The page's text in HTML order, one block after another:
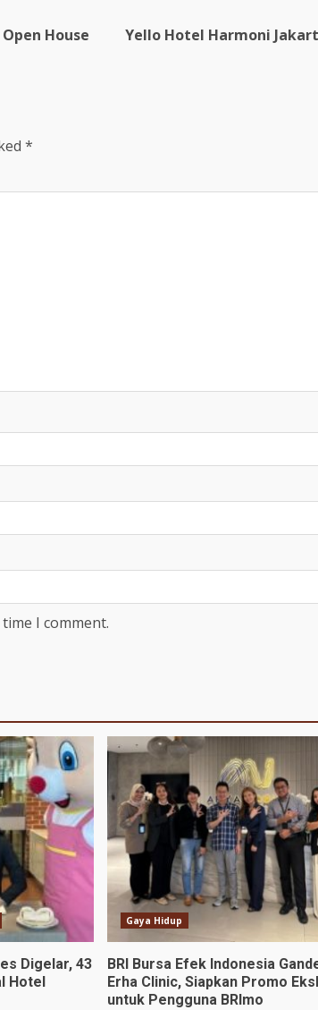
House
Yello Hotel Harmoni
*
I comment.
Digelar, 43
Hotel
Gaya Hidup
BRI Bursa Efek Indonesia
Erha Clinic, Siapkan Promo
untuk Pengguna BRImo